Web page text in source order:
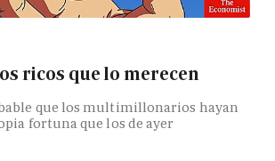
ricos que lo merecen
que los multimillonarios hayan
fortuna que los de ayer